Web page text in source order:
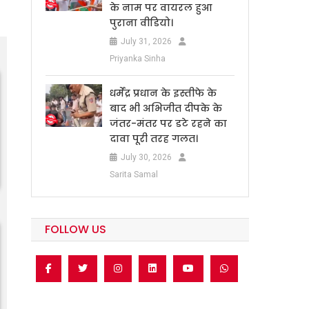
के नाम पर वायरल हुआ
पुराना वीडियो।
July 31, 2026
Priyanka Sinha
धर्मेंद्र प्रधान के इस्तीफे के
बाद भी अभिजीत दीपके के
जंतर-मंतर पर डटे रहने का
दावा पूरी तरह गलत।
July 30, 2026
Sarita Samal
FOLLOW US